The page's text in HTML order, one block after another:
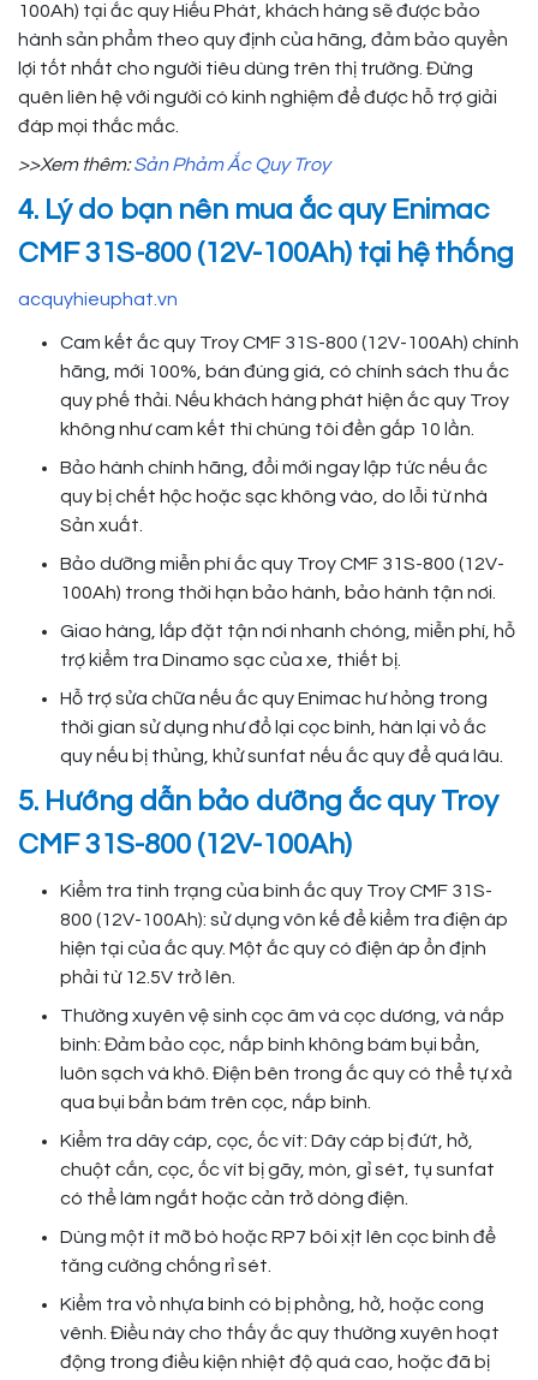
100Ah) tại ắc quy Hiếu Phát, khách hàng sẽ được bảo
hành sản phẩm theo quy định của hãng, đảm bảo quyền
lợi tốt nhất cho người tiêu dùng trên thị trường. Đừng
quên liên hệ với người có kinh nghiệm để được hỗ trợ giải
đáp mọi thắc mắc.
>>Xem thêm:Sản Phảm Ắc Quy Troy
4. Lý do bạn nên mua ắc quy Enimac
CMF 31S-800 (12V-100Ah) tại hệ thống
acquyhieuphat.vn
Cam kết ắc quy Troy CMF 31S-800 (12V-100Ah) chính
hãng, mới 100%, bán đúng giá, có chính sách thu ắc
quy phế thải. Nếu khách hàng phát hiện ắc quy Troy
không như cam kết thì chúng tôi đền gấp 10 lần.
Bảo hành chính hãng, đổi mới ngay lập tức nếu ắc
quy bị chết hộc hoặc sạc không vào, do lỗi từ nhà
Sản xuất.
Bảo dưỡng miễn phí ắc quy Troy CMF 31S-800 (12V-
100Ah) trong thời hạn bảo hành, bảo hành tận nơi.
Giao hàng, lắp đặt tận nơi nhanh chóng, miễn phí, hỗ
trợ kiểm tra Dinamo sạc của xe, thiết bị.
Hỗ trợ sửa chữa nếu ắc quy Enimac hư hỏng trong
thời gian sử dụng như đổ lại cọc bình, hàn lại vỏ ắc
quy nếu bị thủng, khử sunfat nếu ắc quy để quá lâu.
5. Hướng dẫn bảo dưỡng ắc quy Troy
CMF 31S-800 (12V-100Ah)
Kiểm tra tình trạng của bình ắc quy Troy CMF 31S-
800 (12V-100Ah): sử dụng vôn kế để kiểm tra điện áp
hiện tại của ắc quy. Một ắc quy có điện áp ổn định
phải từ 12.5V trở lên.
Thường xuyên vệ sinh cọc âm và cọc dương, và nắp
bình: Đảm bảo cọc, nắp bình không bám bụi bẩn,
luôn sạch và khô. Điện bên trong ắc quy có thể tự xả
qua bụi bẩn bám trên cọc, nắp bình.
Kiểm tra dây cáp, cọc, ốc vít: Dây cáp bị đứt, hở,
chuột cắn, cọc, ốc vít bị gãy, mòn, gỉ sét, tụ sunfat
có thể làm ngắt hoặc cản trở dòng điện.
Dùng một ít mỡ bò hoặc RP7 bôi xịt lên cọc bình để
tăng cường chống rỉ sét.
Kiểm tra vỏ nhựa bình có bị phồng, hở, hoặc cong
vênh. Điều này cho thấy ắc quy thường xuyên hoạt
động trong điều kiện nhiệt độ quá cao, hoặc đã bị